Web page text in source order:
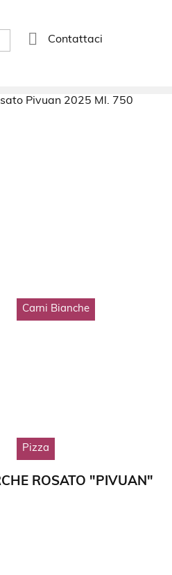
 Contattaci
Carni Bianche
Pizza
ROSATO "PIVUAN"